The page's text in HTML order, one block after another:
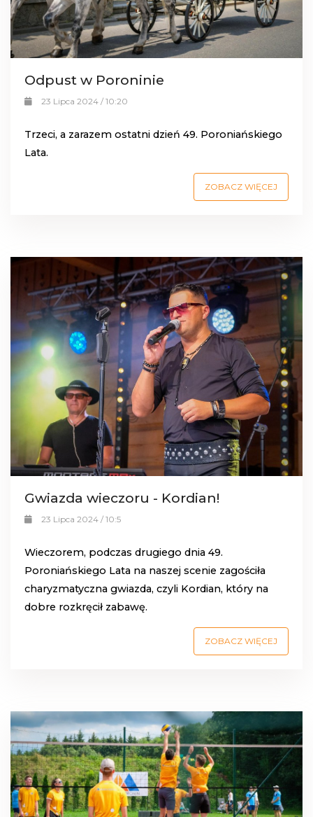
Odpust w Poroninie
23 Lipca 2024 / 10:20
Trzeci, a zarazem ostatni dzień 49. Poroniańskiego
Lata.
ZOBACZ WIĘCEJ
Gwiazda wieczoru - Kordian!
23 Lipca 2024 / 10:5
Wieczorem, podczas drugiego dnia 49.
Poroniańskiego Lata na naszej scenie zagościła
charyzmatyczna gwiazda, czyli Kordian, który na
dobre rozkręcił zabawę.
ZOBACZ WIĘCEJ